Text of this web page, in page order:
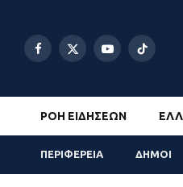
Facebook
X
YouTubeTikTok
ΡΟΉ ΕΙΔΉΣΕΩΝ
ΠΕΡΙΦΕΡΕΙΑ ΔΗΜΟΙ